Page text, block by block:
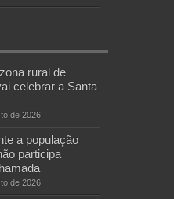
rural de
celebrar a Santa
de 2026
a população
participa
de 2026